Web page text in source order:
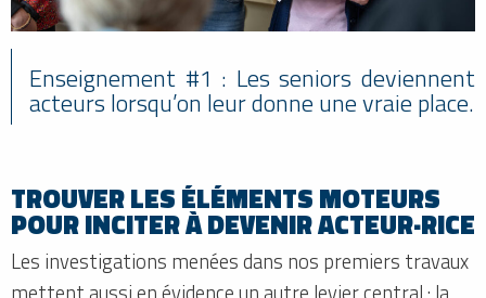
Enseignement #1 : Les seniors deviennent
acteurs lorsqu’on leur donne une vraie place.
TROUVER LES ÉLÉMENTS MOTEURS
POUR INCITER À DEVENIR ACTEUR·RICE
Les investigations menées dans nos premiers travaux